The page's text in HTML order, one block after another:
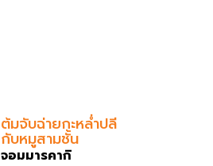
ต้มจับฉ่ายกะหล่ำปลี
กับหมูสามชั้น
จอมมารคากิ